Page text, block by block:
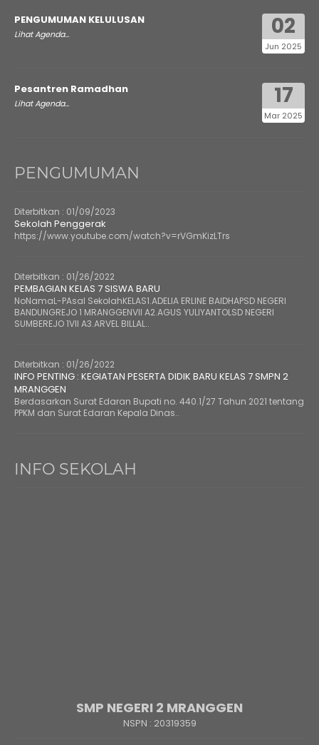
02
Jun 2025
PENGUMUMAN KELULUSAN
Lihat Agenda...
17
Mar 2025
Pesantren Ramadhan
Lihat Agenda...
PENGUMUMAN
Diterbitkan : 01/09/2023
Sekolah Penggerak
https://www.youtube.com/watch?v=rVGmKizLTrs
Diterbitkan : 01/26/2022
PEMBAGIAN KELAS 7 SISWA BARU
NoNamaL-PAsal SekolahKELAS1.ADELIA ERLINE BAIDHAPSD NEGERI
BANDUNGREJO 1 MRANGGENVII A2.AGUS YULIYANTOLSD NEGERI
SUMBEREJO 1VII A3.ARVEL BILLAL..
Diterbitkan : 01/26/2022
INFO PENTING : KEGIATAN PESERTA DIDIK BARU KELAS 7 SMPN 2
MRANGGEN
Berdasarkan Surat Edaran Bupati no. 440.1/27 Tahun 2021 tentang
PPKM dan Surat Edaran Kepala Dinas..
INFO SEKOLAH
SMP NEGERI 2 MRANGGEN
NSPN : 20319359